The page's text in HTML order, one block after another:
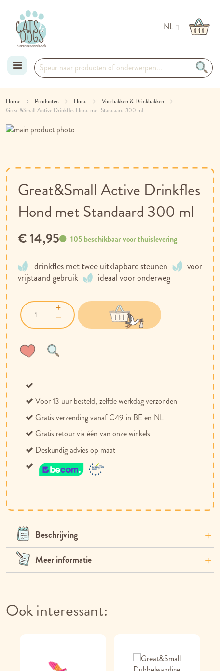
NL
naar
de
Home Producten Hond
Voerbakken & Drinkbakken
Great&Small Active Drinkfles Hond met Standaard 300 ml
Ga
van
de
afbeeldingen-
gallerij
begin
van
de
afbeeldingen-
gallerij
Great&Small Active Drinkfles
Hond met Standaard 300 ml
drinkfles met twee uitklapbare steunen
voor
vrijstaand gebruik
ideaal voor onderweg
105 beschikbaar voor thuislevering
€ 14,95
Voor 13 uur besteld, zelfde werkdag verzonden
Gratis verzending vanaf €49 in BE en NL
Gratis retour via één van onze winkels
Deskundig advies op maat
Beschrijving
Meer informatie
Ook interessant: